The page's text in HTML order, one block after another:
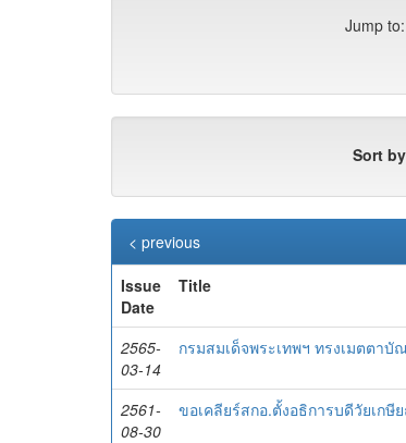
Jump to:
Sort
< previous
Issue
Date
Title
2565-
03-14
กรมสมเด็จพระเทพฯ ทรงเมตตา
2561-
08-30
ขอเคลียร์สกอ.ตั้งอธิการบดีวัยเกษี